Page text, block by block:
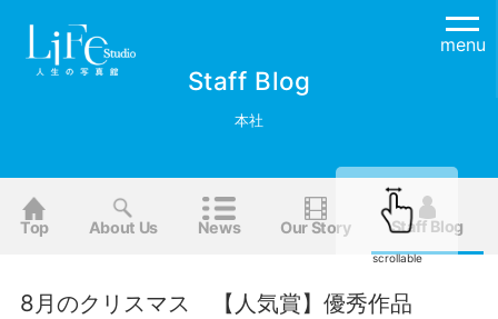
menu
Staff Blog
本社
Top About Us News Our Story Staff Blog
scrollable
8月のクリスマス 【人気賞】優秀作品